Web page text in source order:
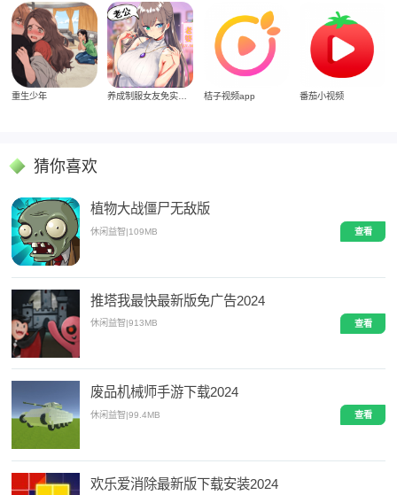
重生少年 养成制服女友免实名制安装 桔子视频app 番茄小视频
猜你喜欢
植物大战僵尸无敌版
休闲益智|109MB 查看
推塔我最快最新版免广告2024
休闲益智 |913MB 查看
废品机械师手游下载2024
休闲益智|99.4MB 查看
欢乐爱消除最新版下载安装2024